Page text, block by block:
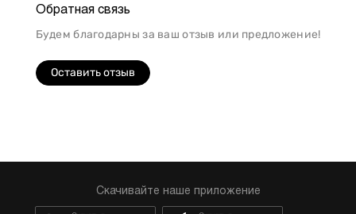
Обратная связь
Будем благодарны за ваш отзыв или предложение!
Оставить отзыв
Скачивайте наше приложение